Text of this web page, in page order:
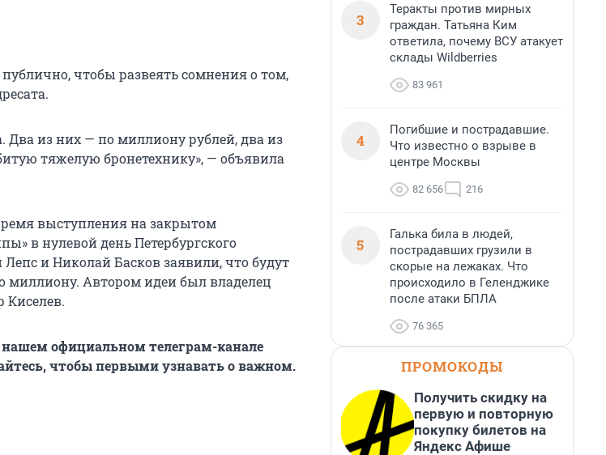
чтобы развеять сомнения о том,
из них — по миллиону рублей, два из
тяжелую бронетехнику», — объявила
выступления на закрытом
в нулевой день Петербургского
и Николай Басков заявили, что будут
миллиону. Автором идеи был владелец
Киселев.
официальном телеграм-канале
чтобы первыми узнавать о важном.
3
Теракты против мирных
граждан. Татьяна Ким
ответила, почему ВСУ атакует
склады Wildberries
83 961
4
Погибшие и пострадавшие.
Что известно о взрыве в
центре Москвы
82 656 216
5
Галька била в людей,
пострадавших грузили в
скорые на лежаках. Что
происходило в Геленджике
после атаки БПЛА
76 365
ПРОМОКОДЫ
Получить скидку на
первую и повторную
покупку билетов на
Яндекс Афише